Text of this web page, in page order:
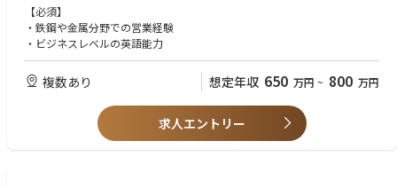
■販売先：プラント関連企業、航空機関連企業、半導体関連企業 等
【必須】
・鉄鋼や金属分野での営業経験
・ビジネスレベルの英語能力
複数あり 想定年収 650 万円 ~ 800 万円
求人エントリー